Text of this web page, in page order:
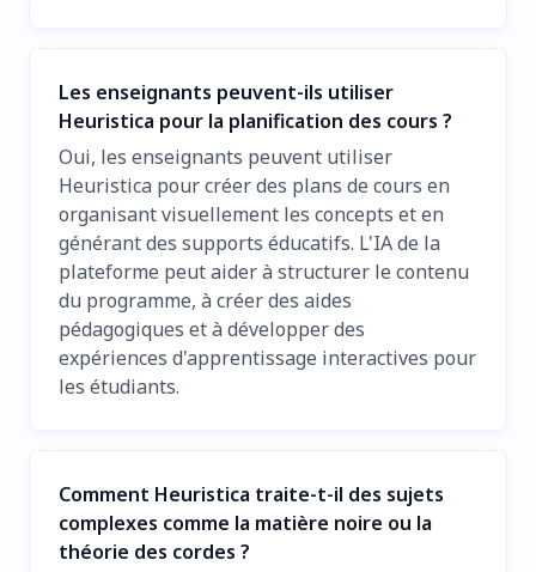
Les enseignants peuvent-ils utiliser
Heuristica pour la planification des cours ?
Oui, les enseignants peuvent utiliser
Heuristica pour créer des plans de cours en
organisant visuellement les concepts et en
générant des supports éducatifs. L'IA de la
plateforme peut aider à structurer le contenu
du programme, à créer des aides
pédagogiques et à développer des
expériences d'apprentissage interactives pour
les étudiants.
Comment Heuristica traite-t-il des sujets
complexes comme la matière noire ou la
théorie des cordes ?